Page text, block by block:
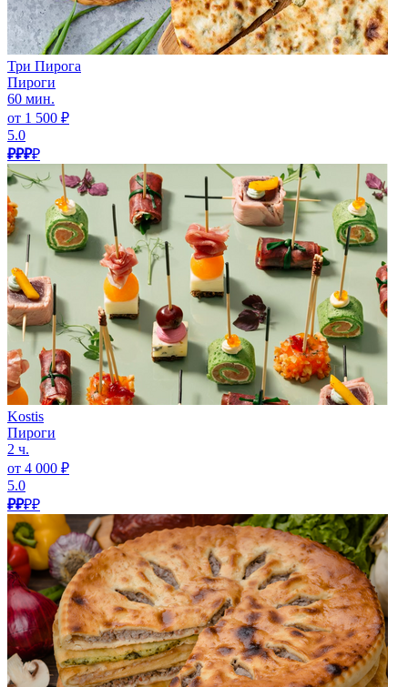
Три Пирога
Пироги
60 мин.
от 1 500 ₽
5.0
₽₽₽₽
Kostis
Пироги
2 ч.
от 4 000 ₽
5.0
₽₽₽₽